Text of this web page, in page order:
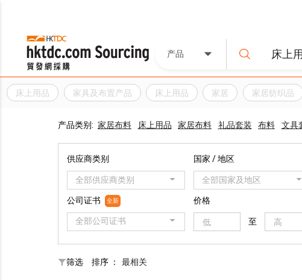
产品
床上用品 家具及布置产品 床上用品 家居 家居纺织品
产品类别: 家居布料 床上用品 家居布料 礼品套装 布料 文具
供应商类别
全部供应商类别
国家 / 地区
全部国家及地区
公司证书 全新
全部公司证书
价格
至
筛选 排序 ： 最相关